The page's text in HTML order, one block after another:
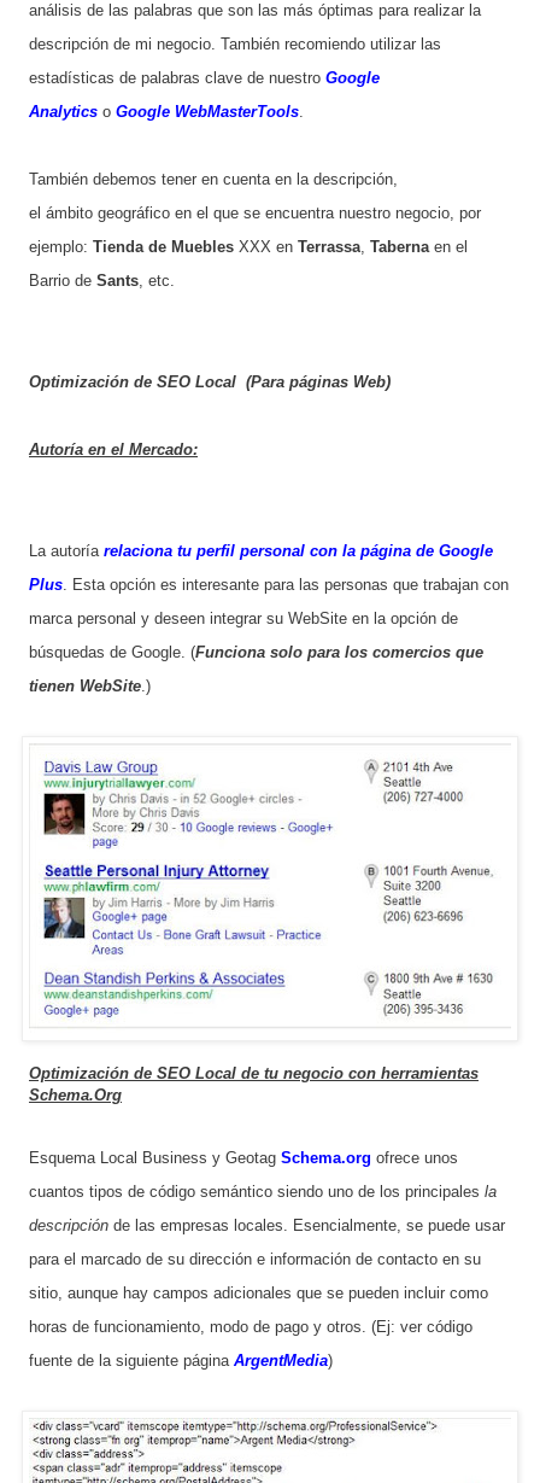
análisis de las palabras que son las más óptimas para realizar la
descripción de mi negocio. También recomiendo utilizar las
estadísticas de palabras clave de nuestro Google
Analytics o Google WebMasterTools
También debemos tener en cuenta en la descripción,
el ámbito geográfico en el que se encuentra nuestro negocio, por
ejemplo: Tienda de Muebles XXX en Terrassa Taberna en el
Barrio de Sants , etc.
Optimización de SEO Local (Para páginas Web)
Autoría en el Mercado:
La autoría relaciona tu perfil personal con la página de Google
Plus . Esta opción es interesante para las personas que trabajan con
marca personal y deseen integrar su WebSite en la opción de
búsquedas de Google. (Funciona solo para los comercios que
tienen WebSite .)
Optimización de SEO Local de tu negocio con herramientas
Schema.Org
Esquema Local Business y Geotag Schema.org ofrece unos
cuantos tipos de código semántico siendo uno de los principales la
descripción de las empresas locales. Esencialmente, se puede usar
para el marcado de su dirección e información de contacto en su
sitio, aunque hay campos adicionales que se pueden incluir como
horas de funcionamiento, modo de pago y otros. (Ej: ver código
fuente de la siguiente página ArgentMedia)